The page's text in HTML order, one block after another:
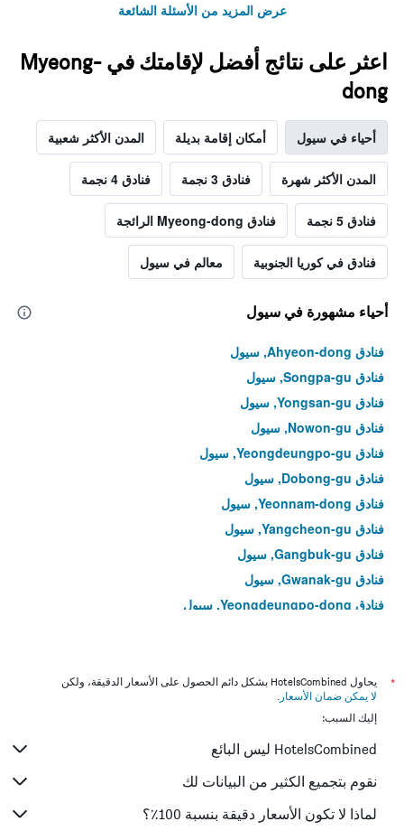
عرض المزيد من الأسئلة الشائعة
اعثر على نتائج أفضل لإقامتك في Myeong-
dong
أحياء في سيول أمكان إقامة بديلة المدن الأكثر شعبية
المدن الأكثر شهرة فنادق 3 نجمة فنادق 4 نجمة
فنادق 5 نجمة فنادق Myeong-dong الرائجة
فنادق في كوريا الجنوبية معالم في سيول
أحياء مشهورة في سيول
فنادق Ahyeon-dong, سيول
فنادق Songpa-gu, سيول
فنادق Yongsan-gu, سيول
فنادق Nowon-gu, سيول
فنادق Yeongdeungpo-gu, سيول
فنادق Dobong-gu, سيول
فنادق Yeonnam-dong, سيول
فنادق Yangcheon-gu, سيول
فنادق Gangbuk-gu, سيول
فنادق Gwanak-gu, سيول
فنادق Yeongdeungpo-dong, سيول
فنادق Gwangjin-gu, سيول
فنادق Bangi-dong, سيول
فنادق Seongnae-dong, سيول
فنادق Gahoe-dong, سيول
فنادق Noryangjin-dong, سيول
*
يحاول HotelsCombined بشكل دائم الحصول على الأسعار الدقيقة، ولكن
لا يمكن ضمان الأسعار .
إليك السبب:
HotelsCombined ليس البائع
نقوم بتجميع الكثير من البيانات لك
لماذا لا تكون الأسعار دقيقة بنسبة 100٪؟